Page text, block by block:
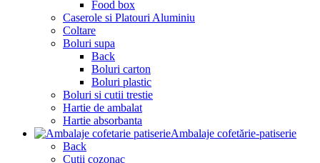
Food box
Caserole si Platouri Aluminiu
Coltare
Boluri supa
Back
Boluri carton
Boluri plastic
Boluri si cutii trestie
Hartie de ambalat
Hartie absorbanta
Ambalaje cofetărie-patiserie
Back
Cutii cozonac